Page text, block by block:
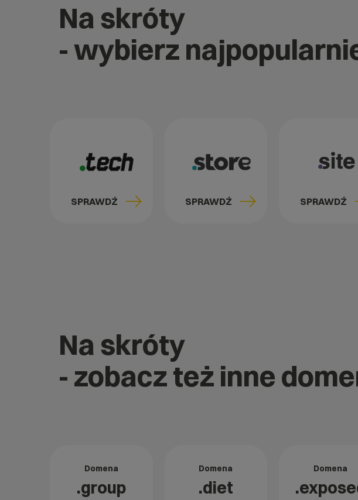
Na skróty
- wybierz
SPRAWDŹ SPRAWDŹ SPRAWDŹ
Na skróty
- zobacz też inne
Domena
.group
Domena
.diet
Domena